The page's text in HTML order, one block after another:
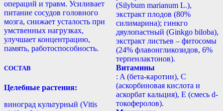
операций и травм. Усиливает
питание сосудов головного
мозга, снижает усталость при
умственных нагрузках,
улучшает концентрацию,
память, работоспособность.
СОСТАВ
Целебные растения:
виноград культурный (Vitis
(Silybum marianum L.),
экстракт плодов (80%
силимарина); гинкго
двулопастный (Ginkgo biloba),
экстракт листьев – фитосомы
(24% флавонгликозидов, 6%
терпенлактонов).
Витамины
: A (бета-каротин), С
(аскорбиновая кислота и
аскорбат кальция), E (смесь d-
токоферолов).